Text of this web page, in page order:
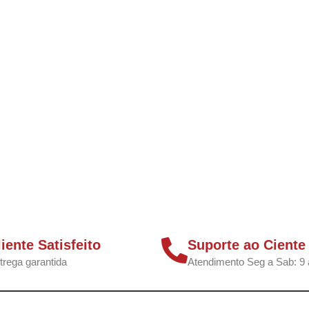
Satisfeito
garantida
Suporte ao Ciente
Atendimento Seg a Sab: 9